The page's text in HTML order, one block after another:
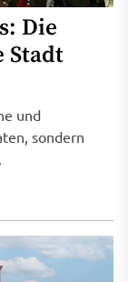
Die
Stadt
und
sondern